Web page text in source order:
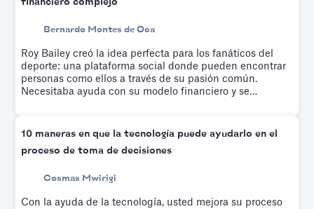
financiero complejo
Bernardo Montes de Oca
Roy Bailey creó la idea perfecta para los fanáticos del
deporte: una plataforma social donde pueden encontrar
personas como ellos a través de su pasión común.
Necesitaba ayuda con su modelo financiero y se
sobre modelos financieros basados en factores
financiero personalizado.
10 maneras en que la tecnología puede ayudarlo en el
proceso de toma de decisiones
Cosmas Mwirigi
Con la ayuda de la tecnología, usted mejora su proceso